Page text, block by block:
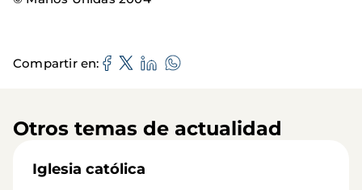
Compartir en
Otros temas de actualidad
Iglesia católica